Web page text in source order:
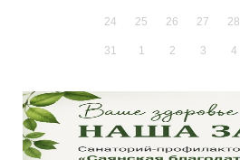
24 25 26 27 28
31 1 2 3 4